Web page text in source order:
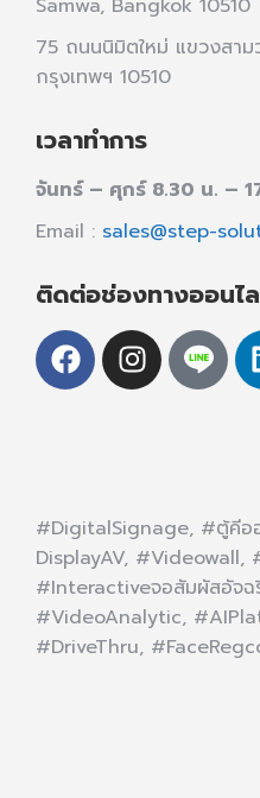
75 ถนนนิมิตใหม่ แขวงสาม
กรุงเทพฯ 10510
เวลาทำการ
จันทร์ – ศุกร์ 8.30 น. –
Email : sales@step-
ติดต่อช่องทางออนไ
#DigitalSignage, #ตู้คีอ
DisplayAV,
#Interactiveจอสัมผัสอัจฉ
#VideoAnalytic,
#DriveThru,